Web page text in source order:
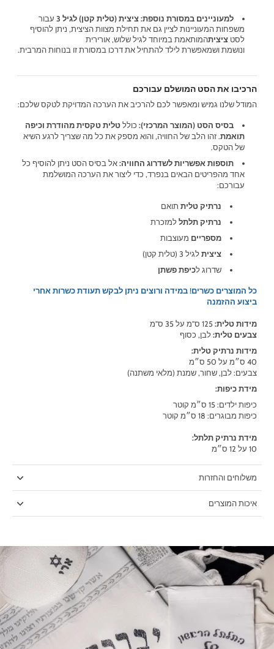
למעוניינים במסורת נוספת: ציצית (טלית קטן) לגיל 3
עבור
משפחות המעוניינות לציין גם את תחילת מצוות הציצית, ניתן להוסיף
לסט ציציתהמותאמת במיוחד לגיל שלוש, אורירית
ונושמת ושמאפשרת לילד להתחיל את דרכו במסורת זו בנוחות המרבית.
הרכיבו את הסט המושלם עבורכם
המודל שלנו גמיש ומאפשר לכם להרכיב את הערכה המדויקת לטקס שלכם:
בסיס הסט (המוצר המרכזי):כולל טלית טקסית מהודרת וכיפה
תואמת. זהו הלב של החוויה, והוא מספק את כל מה שצריך לרגע השיא
של הטקס.
תוספות אפשריות לשדרוג החוויה:אל בסיס הסט ניתן להוסיף כל
אחד מהפריטים הבאים בנפרד, כדי ליצור את הערכה המושלמת
עבורכם:
נרתיק טליתתואם
נרתיק תלתללמזכרת
מספריים מעוצבות
ציציתלגיל 3 (טלית קטן)
שדרוג לכיפת פשתן
כל המוצרים כשרים! במידה ורוצים ניתן לבקש תעודת כשרות אחרי
ביצוע ההזמנה
מידות טלית:
צבעים טלית: לבן, כסוף
מידות נרתיק טלית:
40 ס״מ על 50 ס״מ
צבעים: לבן, שחור, שמנת (מלאי משתנה)
מידת כיפות:
כיפות ילדים: 15 ס״מ קוטר
כיפות מבוגרים: 18 ס״מ קוטר
מידת נרתיק תלתל:
10 על 12 ס״מ
משלוחים והחזרות
איכות המוצרים